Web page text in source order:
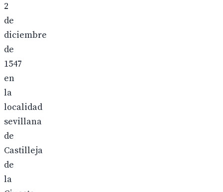
2
de
diciembre
de
1547
en
la
localidad
sevillana
de
Castilleja
de
la